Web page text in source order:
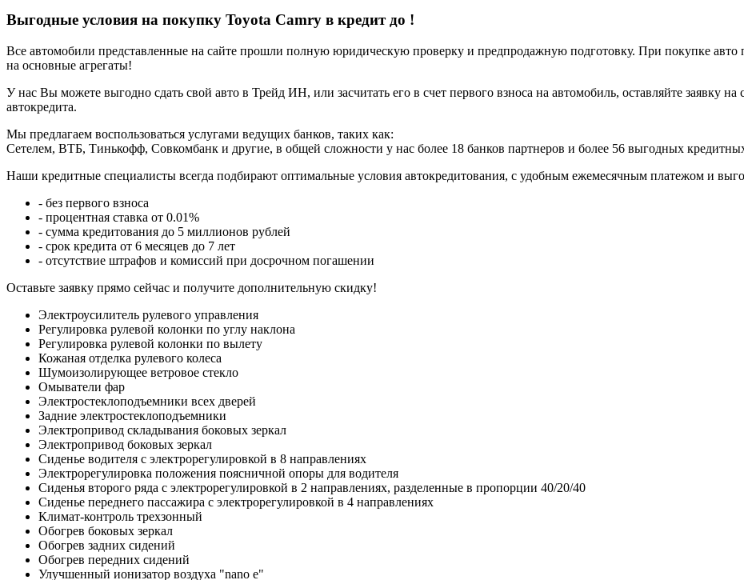
Выгодные условия на покупку Toyota Camry в кредит до !
Все автомобили представленные на сайте прошли полную юридическую проверку и предпродажную подготовку. При покупке авто
на основные агрегаты!
У нас Вы можете выгодно сдать свой авто в Трейд ИН, или засчитать его в счет первого взноса на автомобиль, оставляйте заявку
автокредита.
Мы предлагаем воспользоваться услугами ведущих банков, таких как:
Сетелем, ВТБ, Тинькофф, Совкомбанк и другие, в общей сложности у нас более 18 банков партнеров и более 56 выгодных
Наши кредитные специалисты всегда подбирают оптимальные условия автокредитования, с удобным ежемесячным платежом и
- без первого взноса
- процентная ставка от 0.01%
- сумма кредитования до 5 миллионов рублей
- срок кредита от 6 месяцев до 7 лет
- отсутствие штрафов и комиссий при досрочном погашении
Оставьте заявку прямо сейчас и получите дополнительную скидку!
Электроусилитель рулевого управления
Регулировка рулевой колонки по углу наклона
Регулировка рулевой колонки по вылету
Кожаная отделка рулевого колеса
Шумоизолирующее ветровое стекло
Омыватели фар
Электростеклоподъемники всех дверей
Задние электростеклоподъемники
Электропривод складывания боковых зеркал
Электропривод боковых зеркал
Сиденье водителя с электрорегулировкой в 8 направлениях
Электрорегулировка положения поясничной опоры для водителя
Сиденья второго ряда с электрорегулировкой в 2 направлениях, разделенные в пропорции 40/20/40
Сиденье переднего пассажира с электрорегулировкой в 4 направлениях
Климат-контроль трехзонный
Обогрев боковых зеркал
Обогрев задних сидений
Обогрев передних сидений
Улучшенный ионизатор воздуха "nano e"